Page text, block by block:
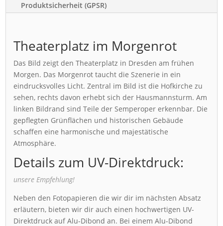
Produktsicherheit (GPSR)
Theaterplatz im Morgenrot
Das Bild zeigt den Theaterplatz in Dresden am frühen
Morgen. Das Morgenrot taucht die Szenerie in ein
eindrucksvolles Licht. Zentral im Bild ist die Hofkirche zu
sehen, rechts davon erhebt sich der Hausmannsturm. Am
linken Bildrand sind Teile der Semperoper erkennbar. Die
gepflegten Grünflächen und historischen Gebäude
schaffen eine harmonische und majestätische
Atmosphäre.
Details zum UV-Direktdruck:
unsere Empfehlung!
Neben den Fotopapieren die wir dir im nächsten Absatz
erläutern, bieten wir dir auch einen hochwertigen UV-
Direktdruck auf Alu-Dibond an. Bei einem Alu-Dibond